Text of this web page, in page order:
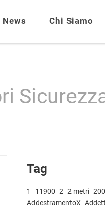
News Chi Siamo
Tag
1 11900 2 2 metri
AddestramentoX